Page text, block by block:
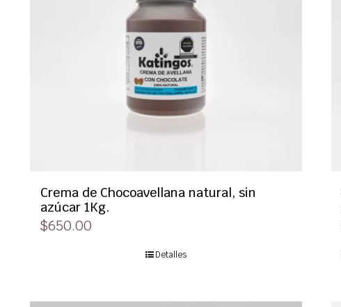
Crema de Chocoavellana natural, sin
azúcar 1Kg.
$650.00
Detalles